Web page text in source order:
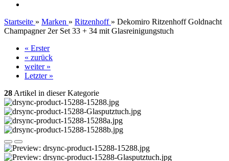
Startseite » Marken » Ritzenhoff » Dekomiro Ritzenhoff Goldnacht
Champagner 2er Set 33 + 34 mit Glasreinigungstuch
« Erster
« zurück
weiter »
Letzter »
28 Artikel in dieser Kategorie